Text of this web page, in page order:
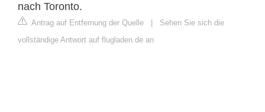
nach Toronto.
Antrag auf Entfernung der Quelle
Sehen Sie sich die
vollständige Antwort auf flugladen.de an